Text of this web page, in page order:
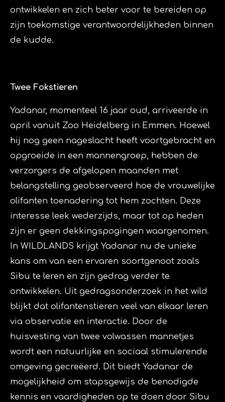
ontwikkelen en zich beter voor te bereiden op
zijn toekomstige verantwoordelijkheden binnen
de kudde.
Twee Fokstieren
Yadanar, momenteel 16 jaar oud, arriveerde in
april vanuit Zoo Heidelberg in Emmen. Hoewel
hij nog geen nageslacht heeft voortgebracht en
opgroeide in een mannengroep, hebben de
verzorgers de afgelopen maanden met
belangstelling geobserveerd hoe de vrouwelijke
olifanten toenadering tot hem zochten. Deze
interesse leek wederzijds, maar tot op heden
zijn er geen dekkingspogingen waargenomen.
In WILDLANDS krijgt Yadanar nu de unieke
kans om van een ervaren soortgenoot zoals
Sibu te leren en zijn gedrag verder te
ontwikkelen. Uit gedragsonderzoek in het wild
blijkt dat olifantenstieren veel van elkaar leren
via observatie en interactie. Door de
huisvesting van twee volwassen mannetjes
wordt een natuurlijke en sociaal stimulerende
omgeving gecreëerd. Dit biedt Yadanar de
mogelijkheid om stapsgewijs de benodigde
kennis en vaardigheden op te doen door Sibu